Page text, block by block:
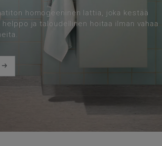
homogeeninen lattia, joka kestää
ja taloudellinen hoitaa ilman vahaa